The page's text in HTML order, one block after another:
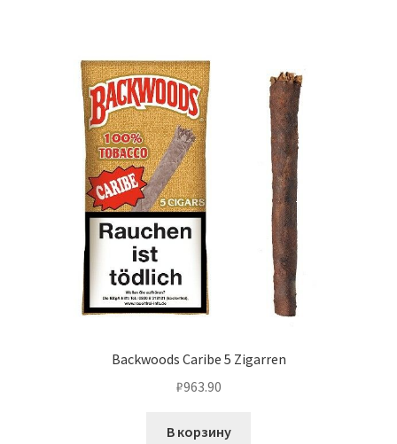
Backwoods Caribe 5 Zigarren
₽963.90
В корзину